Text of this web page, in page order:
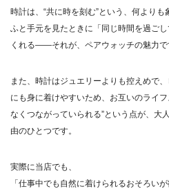
時計は、“共に時を刻む”という、何よりも
ふと手元を見たときに「同じ時間を過ご
くれる――それが、ペアウォッチの魅力で
また、時計はジュエリーよりも控えめで
にも身に着けやすいため、お互いのライ
なくつながっていられる”という点が、大
由のひとつです。
実際に当店でも、
「仕事中でも自然に着けられるおそろいが